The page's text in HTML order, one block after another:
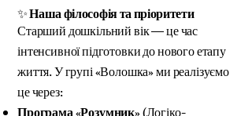
✨Наша філософія та пріоритети
Старший дошкільний вік — це час
інтенсивної підготовки до нового етапу
життя. У групі «Волошка» ми реалізуємо
це через: